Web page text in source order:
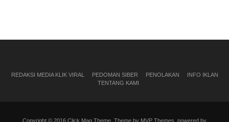
REDAKSI MEDIA KLIK VIRAL PEDOMAN SIBER PENOLAKAN
INFO IKLAN
TENTANG KAMI
Copyright © 2016 Click Mag Theme. Theme by MVP Themes, powered by